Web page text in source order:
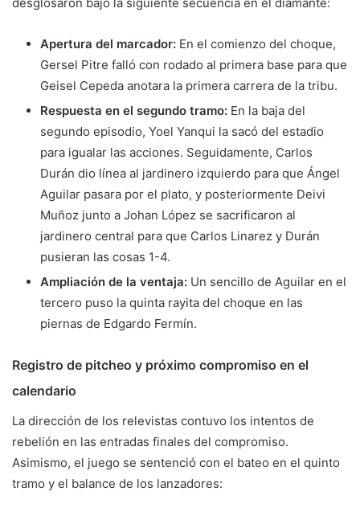
Apertura del marcador: En el comienzo del choque,
Gersel Pitre falló con rodado al primera base para que
Geisel Cepeda anotara la primera carrera de la tribu.
Respuesta en el segundo tramo: En la baja del
segundo episodio, Yoel Yanqui la sacó del estadio
para igualar las acciones. Seguidamente, Carlos
Durán dio línea al jardinero izquierdo para que Ángel
Aguilar pasara por el plato, y posteriormente Deivi
Muñoz junto a Johan López se sacrificaron al
jardinero central para que Carlos Linarez y Durán
pusieran las cosas 1-4.
Ampliación de la ventaja: Un sencillo de Aguilar en el
tercero puso la quinta rayita del choque en las
piernas de Edgardo Fermín.
Registro de pitcheo y próximo compromiso en el
calendario
La dirección de los relevistas contuvo los intentos de
rebelión en las entradas finales del compromiso.
Asimismo, el juego se sentenció con el bateo en el quinto
tramo y el balance de los lanzadores: